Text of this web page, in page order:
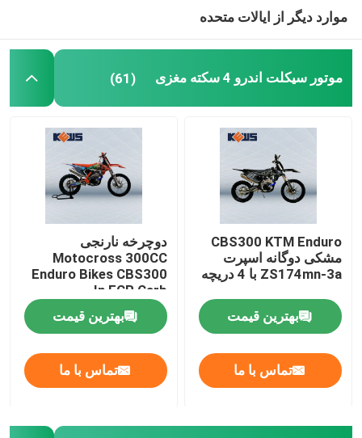
موارد دیگر از ایالات متحده
موتور سیکلت اندرو 4 سکته مغزی (61)
CBS300 KTM Enduro
مشکی دوگانه اسپرت
ZS174mn-3a با 4 دریچه
بهترین قیمت
تماس با ما
دوچرخه نارنجی
Motocross 300CC
Enduro Bikes CBS300
In FCR Carb
بهترین قیمت
تماس با ما